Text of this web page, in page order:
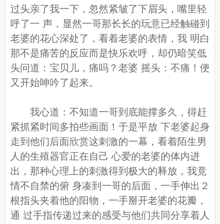
过头亲了我一下，忽然紧皱了下眉头，嘴里轻
呼了一 声，显然一哥那长长的玩意已经触碰到
老婆的花心深处了，看着老婆的表情，我 明白
那不是痛苦的反应而是快乐欢呼，却仍暗笑低
头问道：宝贝儿，痛吗？老婆 摇头：不痛！便
又开始呻吟了起来。
我心道：不知道一哥到底能撑多久，得赶
紧抓紧时间多拍些画面！于是平放 下老婆起身
走到他们后面欣赏这刺激的一幕，看着陌生男
人的生殖器官正在自己 心爱的老婆的体内进
出，那种心理上的刺激得到极大的释放，我竟
情不自禁的俯 身凑到一哥的后面，一手伸出２
根指头夹着他的阳物，一手掰开老婆的花瓣，
通 过手指传递过来的感受与他们共同分享着人